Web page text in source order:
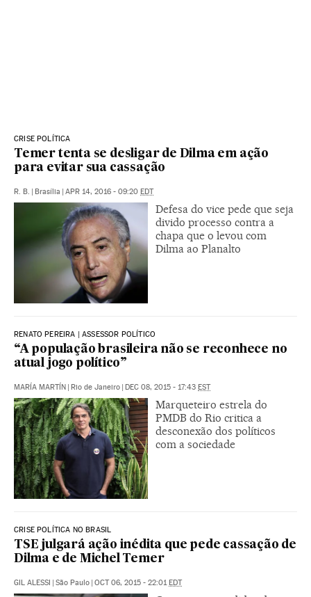
CRISE POLÍTICA
Temer tenta se desligar de Dilma em ação
para evitar sua cassação
R. B. | Brasília | APR 14, 2016 - 09:20 EDT
Defesa do vice pede que seja
divido processo contra a
chapa que o levou com
Dilma ao Planalto
RENATO PEREIRA | ASSESSOR POLÍTICO
“A população brasileira não se reconhece no
atual jogo político”
MARÍA MARTÍN | Rio de Janeiro | DEC 08, 2015 - 17:43 EST
Marqueteiro estrela do
PMDB do Rio critica a
desconexão dos políticos
com a sociedade
CRISE POLÍTICA NO BRASIL
TSE julgará ação inédita que pede cassação de
Dilma e de Michel Temer
GIL ALESSI | São Paulo | OCT 06, 2015 - 22:01 EDT